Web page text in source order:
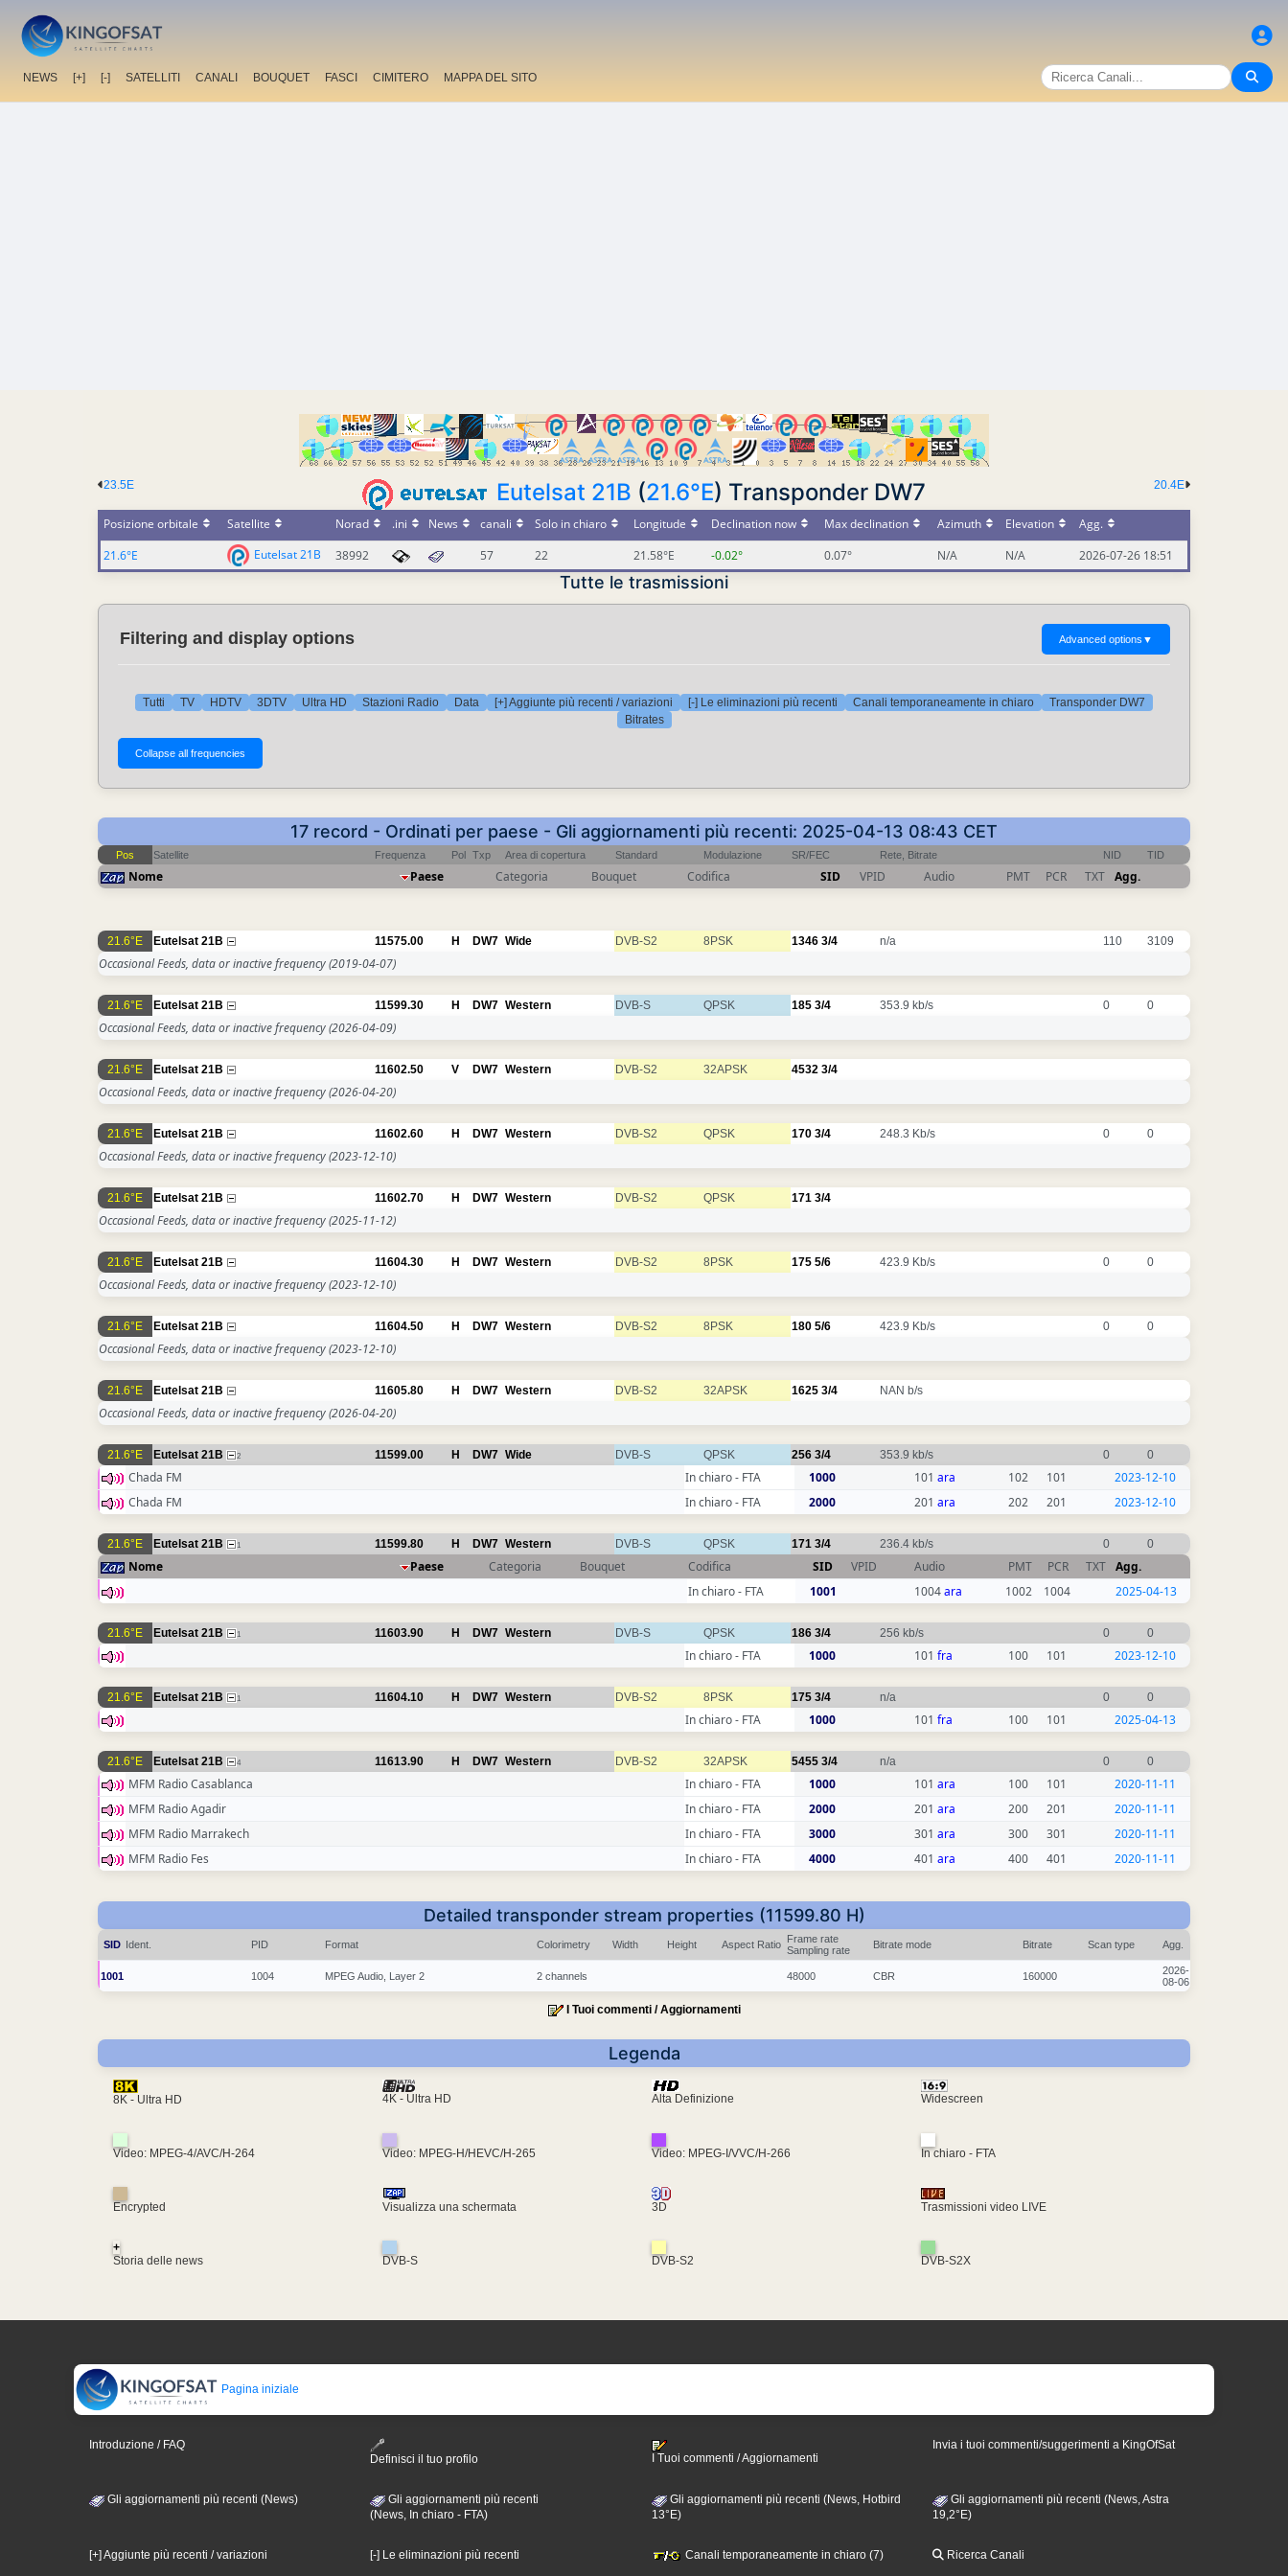
NEWS [+] [-] SATELLITI CANALI BOUQUET FASCI CIMITERO MAPPA DEL SITO
20.4E
23.5E Eutelsat 21B (21.6°E) Transponder DW7
Posizione orbitale Satellite Norad .ini News canali Solo in chiaro Longitude Declination now Max declination Azimuth Elevation
Agg.
21.6°E
Eutelsat 21B 38992 57 22 21.58°E -0.02° 0.07° N/A N/A 2026-07-26 18:51
Tutte le trasmissioni
Filtering and display options Advanced options ▼
Tutti TV HDTV 3DTV Ultra HD Stazioni Radio Data [+] Aggiunte più recenti / variazioni [-] Le eliminazioni più recenti Canali temporaneamente in chiaro
Transponder DW7
Bitrates
17 record - Ordinati per paese - Gli aggiornamenti più recenti: 2025-04-13 08:43 CET
Pos Satellite Frequenza Pol Txp Area di copertura Standard Modulazione SR/FEC Rete, Bitrate NID TID
Nome Paese Categoria Bouquet Codifica SID VPID Audio PMT PCR TXT Agg.
21.6°E Eutelsat 21B 11575.00 H DW7 Wide DVB-S2 8PSK 1346 3/4 n/a 110 3109
Occasional Feeds, data or inactive frequency(2019-04-07)
21.6°E Eutelsat 21B 11599.30 H DW7 Western DVB-S QPSK 185 3/4 353.9 kb/s 0 0
Occasional Feeds, data or inactive frequency(2026-04-09)
21.6°E Eutelsat 21B 11602.50 V DW7 Western DVB-S2 32APSK 4532 3/4
Occasional Feeds, data or inactive frequency(2026-04-20)
21.6°E Eutelsat 21B 11602.60 H DW7 Western DVB-S2 QPSK 170 3/4 248.3 Kb/s 0 0
Occasional Feeds, data or inactive frequency(2023-12-10)
21.6°E Eutelsat 21B 11602.70 H DW7 Western DVB-S2 QPSK 171 3/4
Occasional Feeds, data or inactive frequency(2025-11-12)
21.6°E Eutelsat 21B 11604.30 H DW7 Western DVB-S2 8PSK 175 5/6 423.9 Kb/s 0 0
Occasional Feeds, data or inactive frequency(2023-12-10)
21.6°E Eutelsat 21B 11604.50 H DW7 Western DVB-S2 8PSK 180 5/6 423.9 Kb/s 0 0
Occasional Feeds, data or inactive frequency(2023-12-10)
21.6°E Eutelsat 21B 11605.80 H DW7 Western DVB-S2 32APSK 1625 3/4 NAN b/s
Occasional Feeds, data or inactive frequency(2026-04-20)
21.6°E Eutelsat 21B 2 11599.00 H DW7 Wide DVB-S QPSK 256 3/4 353.9 kb/s 0 0
Chada FM In chiaro - FTA 1000 101 ara 102 101
2023-12-10
Chada FM
In chiaro - FTA 2000 201 ara 202 201 2023-12-10
21.6°E Eutelsat 21B 1 11599.80 H DW7 Western DVB-S QPSK 171 3/4 236.4 kb/s 0 0
Nome Paese Categoria Bouquet Codifica SID VPID Audio PMT PCR TXT Agg.
In chiaro - FTA
1001 1004ara 1002 1004 2025-04-13
21.6°E Eutelsat 21B 1 11603.90 H DW7 Western DVB-S QPSK 186 3/4 256 kb/s 0 0
In chiaro - FTA 1000 101 fra 100 101 2023-12-10
21.6°E Eutelsat 21B 1 11604.10 H DW7 Western DVB-S2 8PSK 175 3/4 n/a 0 0
In chiaro - FTA 1000 101 fra 100 101 2025-04-13
21.6°E Eutelsat 21B 4 11613.90 H DW7 Western DVB-S2 32APSK 5455 3/4 n/a 0 0
MFM Radio Casablanca In chiaro - FTA 1000 101 ara 100 101
2020-11-11
MFM Radio Agadir
In chiaro - FTA 2000 201 ara 200 201
2020-11-11
MFM Radio Marrakech
In chiaro - FTA 3000 301 ara 300 301
2020-11-11
MFM Radio Fes
In chiaro - FTA 4000 401 ara 400 401 2020-11-11
Detailed transponder stream properties (11599.80 H)
SID Ident. PID Format Colorimetry Width Height Aspect Ratio Frame rate
Sampling rate
Bitrate mode Bitrate Scan type Agg.
1001 1004 MPEG Audio, Layer 2 2 channels 48000 CBR 160000
2026-
08-06
I Tuoi commenti / Aggiornamenti
Legenda
8K - Ultra HD 4K - Ultra HD Alta Definizione Widescreen
Video: MPEG-4/AVC/H-264 Video: MPEG-H/HEVC/H-265 Video: MPEG-I/VVC/H-266 In chiaro - FTA
Encrypted Visualizza una schermata 3D Trasmissioni video LIVE
+
Storia delle news
DVB-S DVB-S2 DVB-S2X
Pagina iniziale
Introduzione / FAQ
Definisci il tuo profilo
I Tuoi commenti / Aggiornamenti
Invia i tuoi commenti/suggerimenti a KingOfSat
Gli aggiornamenti più recenti (News)
Gli aggiornamenti più recenti
(News, In chiaro - FTA)
Gli aggiornamenti più recenti (News, Hotbird
13°E)
Gli aggiornamenti più recenti (News, Astra
19,2°E)
[+] Aggiunte più recenti / variazioni [-] Le eliminazioni più recenti Canali temporaneamente in chiaro (7) Ricerca Canali